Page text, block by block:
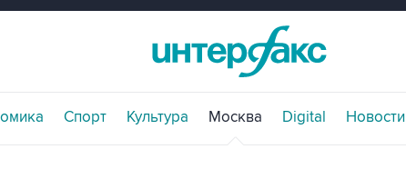
Спорт Культура Москва Digital Новости